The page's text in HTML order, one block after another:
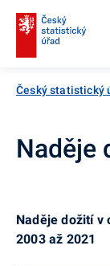
Český statistický
Naděje
Naděje dožití v
2003 až 2021